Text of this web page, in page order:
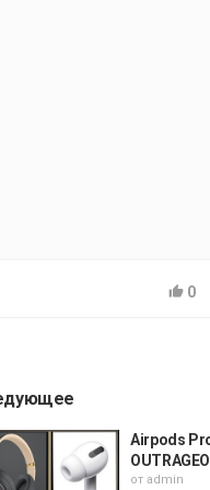
0
Airpods
от admin